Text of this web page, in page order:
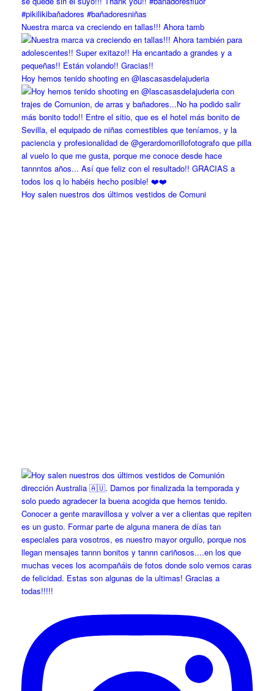
Nuestra marca va creciendo en tallas!!! Ahora tamb
Hoy hemos tenido shooting en @lascasasdelajuderia
Hoy salen nuestros dos últimos vestidos de Comuni